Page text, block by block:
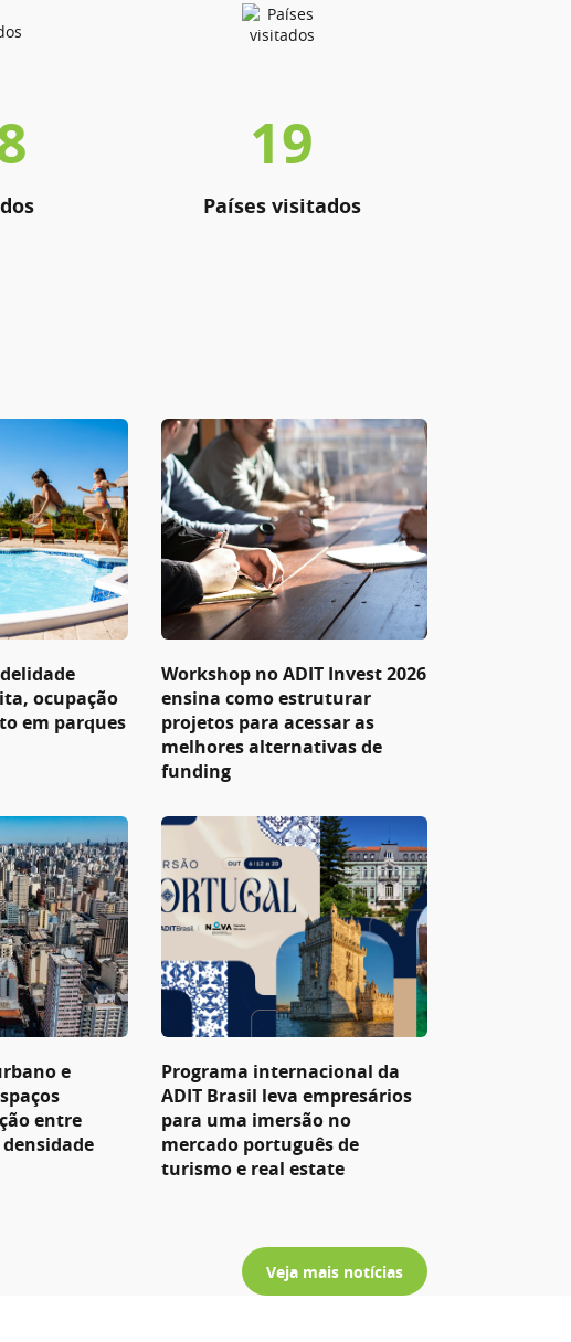
19
Países visitados
ocupação
em parques
Workshop no ADIT Invest 2026
ensina como estruturar
projetos para acessar as
melhores alternativas de
funding
e
entre
Programa internacional da
ADIT Brasil leva empresários
para uma imersão no
mercado português de
turismo e real estate
Veja mais notícias